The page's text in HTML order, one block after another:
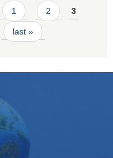
1 2 3
last »